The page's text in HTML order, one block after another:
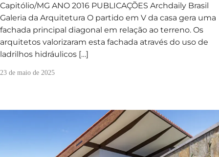
Capitólio/MG ANO 2016 PUBLICAÇÕES Archdaily Brasil
Galeria da Arquitetura O partido em V da casa gera uma
fachada principal diagonal em relação ao terreno. Os
arquitetos valorizaram esta fachada através do uso de
ladrilhos hidráulicos […]
23 de maio de 2025